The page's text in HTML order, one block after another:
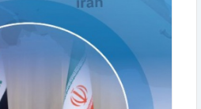
🔷 پایش تحولات تجاری (آخرین
تجارت جهان و ایران) ▪️ به نظر
روند …
ادامه مطلب